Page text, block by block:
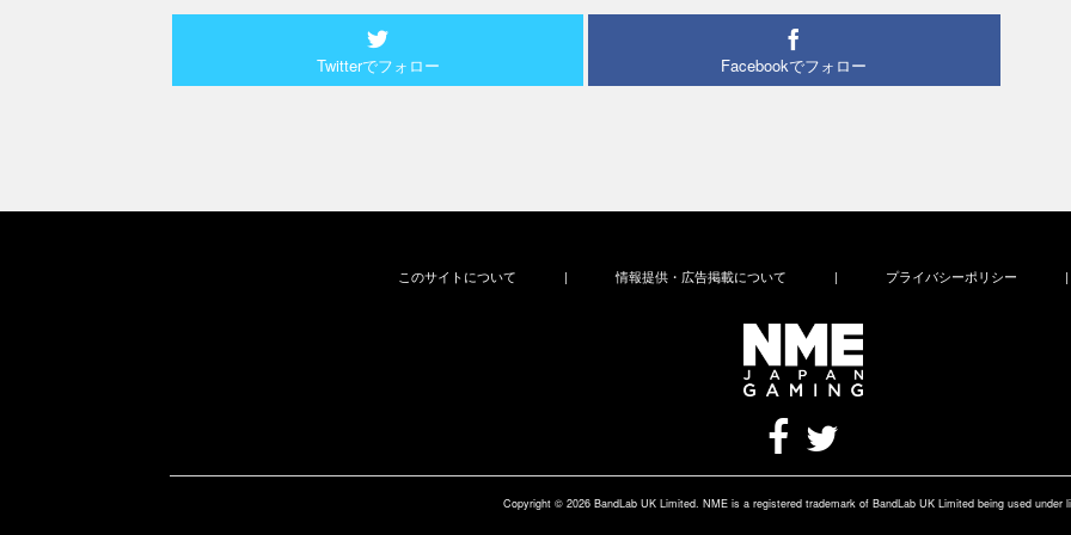
Twitterでフォロー Facebookでフォロー
このサイトについて | 情報提供・広告掲載について | プライバシーポリシー |
Copyright © 2026 BandLab UK Limited. NME is a registered trademark of BandLab UK Limited being used under